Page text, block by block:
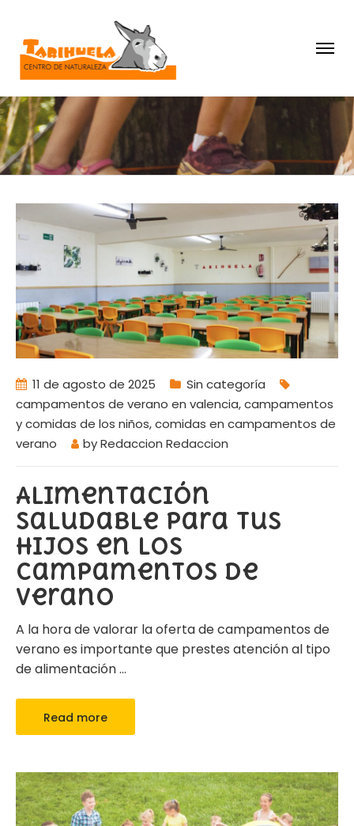
11 de agosto de 2025
Sin categoría
campamentos de verano en valencia,campamentos
y comidas de los niños,comidas en campamentos de
verano
byRedaccion Redaccion
Alimentación
saludable para tus
hijos en los
campamentos de
verano
A la hora de valorar la oferta de campamentos de
verano es importante que prestes atención al tipo
de alimentación…
Read more